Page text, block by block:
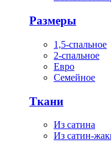
Размеры
1,5-спальное
2-спальное
Евро
Семейное
Ткани
Из сатина
Из сатин-